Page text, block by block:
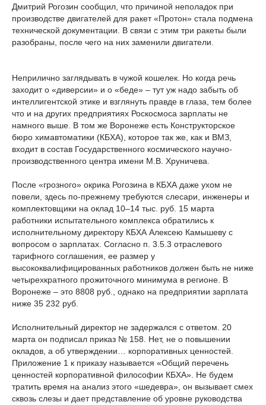
Дмитрий Рогозин сообщил, что причиной неполадок при
производстве двигателей для ракет «Протон» стала подмена
технической документации. В связи с этим три ракеты были
разобраны, после чего на них заменили двигатели.
Неприлично заглядывать в чужой кошелек. Но когда речь
заходит о «диверсии» и о «беде» – тут уж надо забыть об
интеллигентской этике и взглянуть правде в глаза, тем более
что и на других предприятиях Роскосмоса зарплаты не
намного выше. В том же Воронеже есть Конструкторское
бюро химавтоматики (КБХА), которое так же, как и ВМЗ,
входит в состав Государственного космического научно-
производственного центра имени М.В. Хруничева.
После «грозного» окрика Рогозина в КБХА даже ухом не
повели, здесь по-прежнему требуются слесари, инженеры и
комплектовщики на оклад 10–14 тыс. руб. 15 марта
работники испытательного комплекса обратились к
исполнительному директору КБХА Алексею Камышеву с
вопросом о зарплатах. Согласно п. 3.5.3 отраслевого
тарифного соглашения, ее размер у
высококвалифицированных работников должен быть не ниже
четырехкратного прожиточного минимума в регионе. В
Воронеже – это 8808 руб., однако на предприятии зарплата
ниже 35 232 руб.
Исполнительный директор не задержался с ответом. 20
марта он подписал приказ № 158. Нет, не о повышении
окладов, а об утверждении… корпоративных ценностей.
Приложение 1 к приказу называется «Общий перечень
ценностей корпоративной философии КБХА». Не будем
тратить время на анализ этого «шедевра», он вызывает смех
сквозь слезы и дает представление об уровне руководства